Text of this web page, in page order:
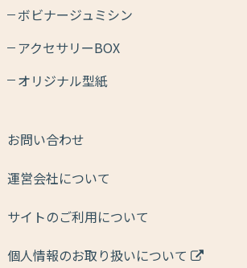
ボビナージュミシン
アクセサリーBOX
オリジナル型紙
お問い合わせ
運営会社について
サイトのご利用について
個人情報のお取り扱いについて